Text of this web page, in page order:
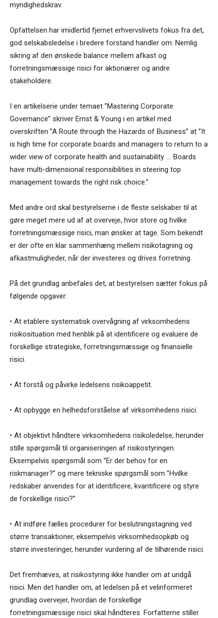
myndighedskrav.
Opfattelsen har imidlertid fjernet erhvervslivets fokus fra det,
god selskabsledelse i bredere forstand handler om: Nemlig
sikring af den ønskede balance mellem afkast og
forretningsmæssige risici for aktionærer og andre
stakeholdere.
I en artikelserie under temaet ”Mastering Corporate
Governance” skriver Ernst & Young i en artikel med
overskriften ”A Route through the Hazards of Business” at ”It
is high time for corporate boards and managers to return to a
wider view of corporate health and sustainability. … Boards
have multi-dimensional responsibilities in steering top
management towards the right risk choice.”
Med andre ord skal bestyrelserne i de fleste selskaber til at
gøre meget mere ud af at overveje, hvor store og hvilke
forretningsmæssige risici, man ønsker at tage. Som bekendt
er der ofte en klar sammenhæng mellem risikotagning og
afkastmuligheder, når der investeres og drives forretning.
På det grundlag anbefales det, at bestyrelsen sætter fokus på
følgende opgaver:
• At etablere systematisk overvågning af virksomhedens
risikosituation med henblik på at identificere og evaluere de
forskellige strategiske, forretningsmæssige og finansielle
risici.
• At forstå og påvirke ledelsens risikoappetit.
• At opbygge en helhedsforståelse af virksomhedens risici.
• At objektivt håndtere virksomhedens risikoledelse, herunder
stille spørgsmål til organiseringen af risikostyringen.
Eksempelvis spørgsmål som ”Er der behov for en
riskmanager?” og mere tekniske spørgsmål som ”Hvilke
redskaber anvendes for at identificere, kvantificere og styre
de forskellige risici?”
• At indføre fælles procedurer for beslutningstagning ved
større transaktioner, eksempelvis virksomhedsopkøb og
større investeringer, herunder vurdering af de tilhørende risici.
Det fremhæves, at risikostyring ikke handler om at undgå
risici. Men det handler om, at ledelsen på et velinformeret
grundlag overvejer, hvordan de forskellige
forretningsmæssige risici skal håndteres. Forfatterne stiller